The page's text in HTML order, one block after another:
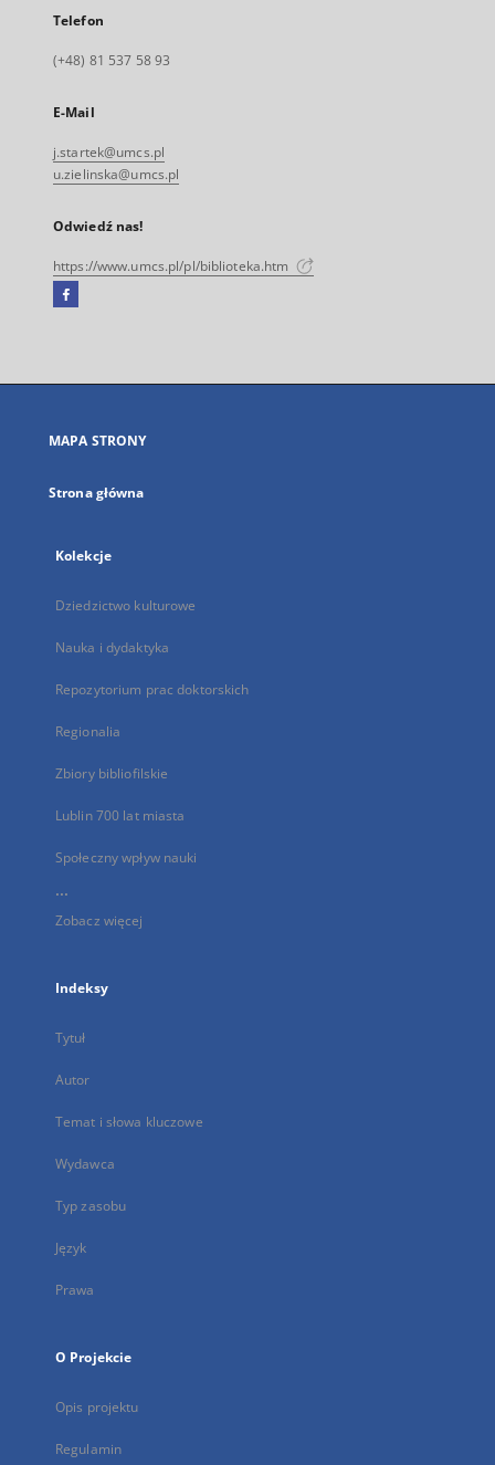
Telefon
(+48) 81 537 58 93
E-Mail
j.startek@umcs.pl
u.zielinska@umcs.pl
Odwiedź nas!
https://www.umcs.pl/pl/biblioteka.htm
Facebook
się
karcie
MAPA STRONY
Strona główna
Kolekcje
Dziedzictwo kulturowe
Nauka i dydaktyka
Repozytorium prac doktorskich
Regionalia
Zbiory bibliofilskie
Lublin 700 lat miasta
Społeczny wpływ nauki
...
Zobacz więcej
Indeksy
Tytuł
Autor
Temat i słowa kluczowe
Wydawca
Typ zasobu
Język
Prawa
O Projekcie
Opis projektu
Regulamin